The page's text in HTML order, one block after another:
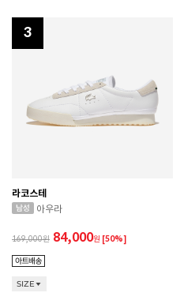
3
라코스테
아우라
169,000 84,000원 [50%]
SIZE